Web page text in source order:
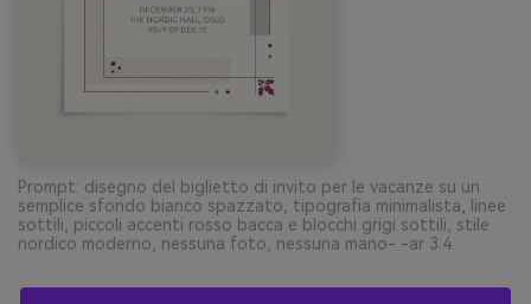
Prompt: disegno del biglietto di invito per le vacanze su un
semplice sfondo bianco spazzato, tipografia minimalista, linee
sottili, piccoli accenti rosso bacca e blocchi grigi sottili, stile
nordico moderno, nessuna foto, nessuna mano- -ar 3:4